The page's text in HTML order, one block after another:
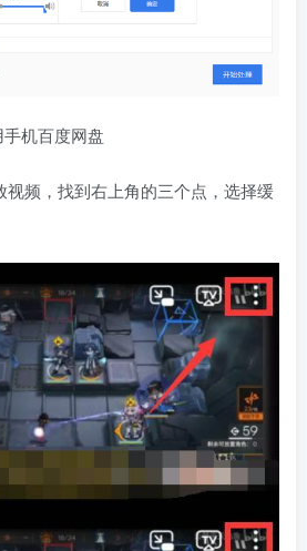
机百度网盘
视频，找到右上角的三个点，选择缓